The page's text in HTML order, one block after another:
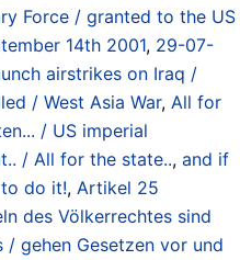
Force / granted to the US
14th 2001, 29-07-
airstrikes on Iraq /
/ West Asia War, All for
/ US imperial
/ All for the state.., and if
do it!, Artikel 25
des Völkerrechtes sind
/ gehen Gesetzen vor und